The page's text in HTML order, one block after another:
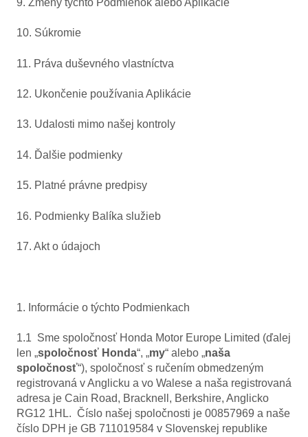
10. Súkromie
11. Práva duševného vlastníctva
12. Ukončenie používania Aplikácie
13. Udalosti mimo našej kontroly
14. Ďalšie podmienky
15. Platné právne predpisy
16. Podmienky Balíka služieb
17. Akt o údajoch
1. Informácie o týchto Podmienkach
1.1 Sme spoločnosť Honda Motor Europe Limited (ďalej
len „spoločnosť Honda“, „my“ alebo „naša
spoločnosť“), spoločnosť s ručením obmedzeným
registrovaná v Anglicku a vo Walese a naša registrovaná
adresa je Cain Road, Bracknell, Berkshire, Anglicko
RG12 1HL. Číslo našej spoločnosti je 00857969 a naše
číslo DPH je GB 711019584 v Slovenskej republike